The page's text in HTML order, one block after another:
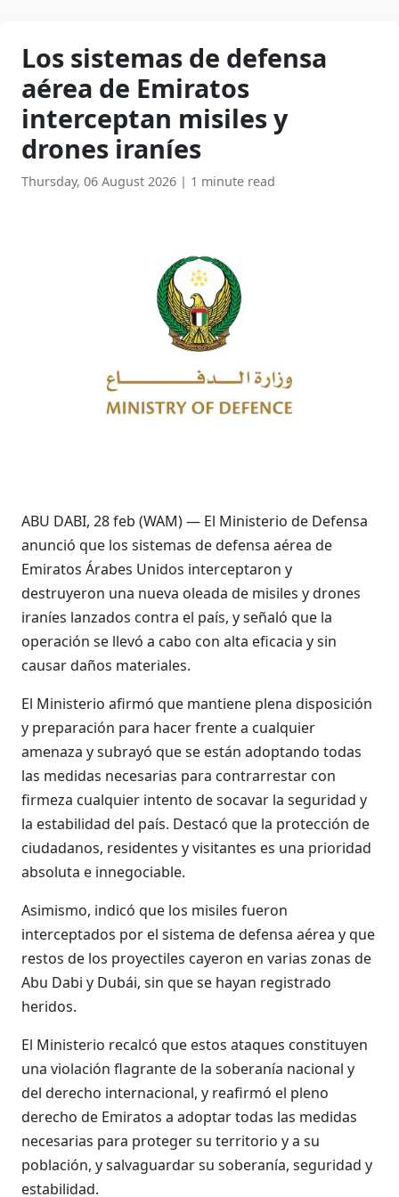
Los sistemas de defensa
aérea de Emiratos
interceptan misiles y
drones iraníes
Thursday, 06 August 2026 | 1 minute read
ABU DABI, 28 feb (WAM) — El Ministerio de Defensa
anunció que los sistemas de defensa aérea de
Emiratos Árabes Unidos interceptaron y
destruyeron una nueva oleada de misiles y drones
iraníes lanzados contra el país, y señaló que la
operación se llevó a cabo con alta eficacia y sin
causar daños materiales.
El Ministerio afirmó que mantiene plena disposición
y preparación para hacer frente a cualquier
amenaza y subrayó que se están adoptando todas
las medidas necesarias para contrarrestar con
firmeza cualquier intento de socavar la seguridad y
la estabilidad del país. Destacó que la protección de
ciudadanos, residentes y visitantes es una prioridad
absoluta e innegociable.
Asimismo, indicó que los misiles fueron
interceptados por el sistema de defensa aérea y que
restos de los proyectiles cayeron en varias zonas de
Abu Dabi y Dubái, sin que se hayan registrado
heridos.
El Ministerio recalcó que estos ataques constituyen
una violación flagrante de la soberanía nacional y
del derecho internacional, y reafirmó el pleno
derecho de Emiratos a adoptar todas las medidas
necesarias para proteger su territorio y a su
población, y salvaguardar su soberanía, seguridad y
estabilidad.